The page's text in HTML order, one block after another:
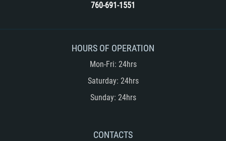
760-691-1551
HOURS OF OPERATION
Mon-Fri: 24hrs
Saturday: 24hrs
Sunday: 24hrs
CONTACTS